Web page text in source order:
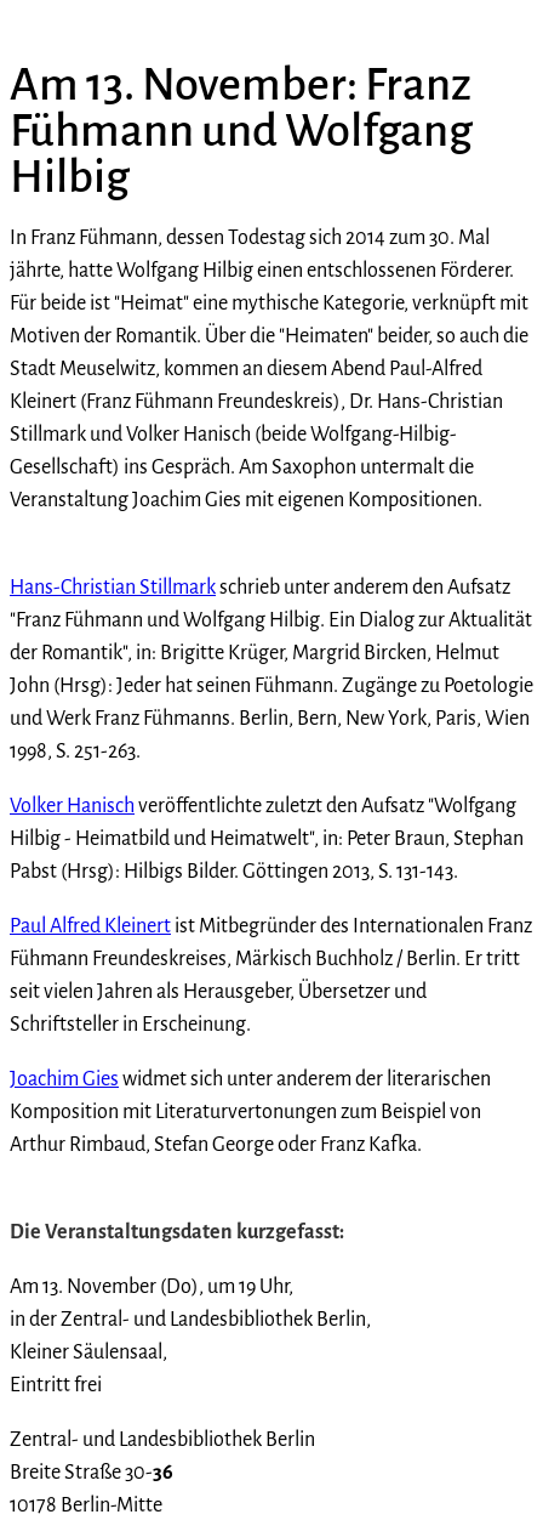
Am 13. November: Franz
Fühmann und Wolfgang
Hilbig
In Franz Fühmann, dessen Todestag sich 2014 zum 30. Mal
jährte, hatte Wolfgang Hilbig einen entschlossenen Förderer.
Für beide ist "Heimat" eine mythische Kategorie, verknüpft mit
Motiven der Romantik. Über die "Heimaten" beider, so auch die
Stadt Meuselwitz, kommen an diesem Abend Paul-Alfred
Kleinert (Franz Fühmann Freundeskreis), Dr. Hans-Christian
Stillmark und Volker Hanisch (beide Wolfgang-Hilbig-
Gesellschaft) ins Gespräch. Am Saxophon untermalt die
Veranstaltung Joachim Gies mit eigenen Kompositionen.
Hans-Christian Stillmarkschrieb unter anderem den Aufsatz
"Franz Fühmann und Wolfgang Hilbig. Ein Dialog zur Aktualität
der Romantik", in: Brigitte Krüger, Margrid Bircken, Helmut
John (Hrsg): Jeder hat seinen Fühmann. Zugänge zu Poetologie
und Werk Franz Fühmanns. Berlin, Bern, New York, Paris, Wien
1998, S. 251-263.
Volker Hanisch veröffentlichte zuletzt den Aufsatz "Wolfgang
Hilbig - Heimatbild und Heimatwelt", in: Peter Braun, Stephan
Pabst (Hrsg): Hilbigs Bilder. Göttingen 2013, S. 131-143.
Paul Alfred Kleinert ist Mitbegründer des Internationalen Franz
Fühmann Freundeskreises, Märkisch Buchholz / Berlin. Er tritt
seit vielen Jahren als Herausgeber, Übersetzer und
Schriftsteller in Erscheinung.
Joachim Gies widmet sich unter anderem der literarischen
Komposition mit Literaturvertonungen zum Beispiel von
Arthur Rimbaud, Stefan George oder Franz Kafka.
Die Veranstaltungsdaten kurzgefasst:
Am 13. November (Do), um 19 Uhr,
in der Zentral- und Landesbibliothek Berlin,
Kleiner Säulensaal,
Eintritt frei
Zentral- und Landesbibliothek Berlin
Breite Straße 30-36
10178 Berlin-Mitte